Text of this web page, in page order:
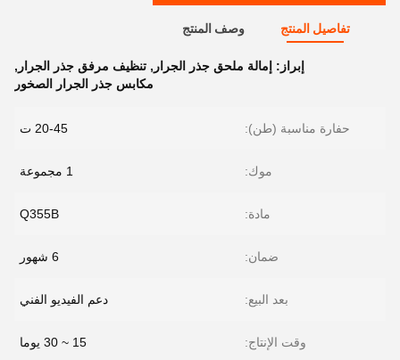
تفاصيل المنتج وصف المنتج
إبراز: إمالة ملحق جذر الجرار , تنظيف مرفق جذر الجرار ,
مكابس جذر الجرار الصخور
حفارة مناسبة (طن): 20-45 ت
موك: 1 مجموعة
مادة: Q355B
ضمان: 6 شهور
بعد البيع: دعم الفيديو الفني
وقت الإنتاج: 15 ~ 30 يوما